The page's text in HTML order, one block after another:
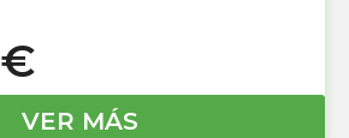
€
VER MÁS